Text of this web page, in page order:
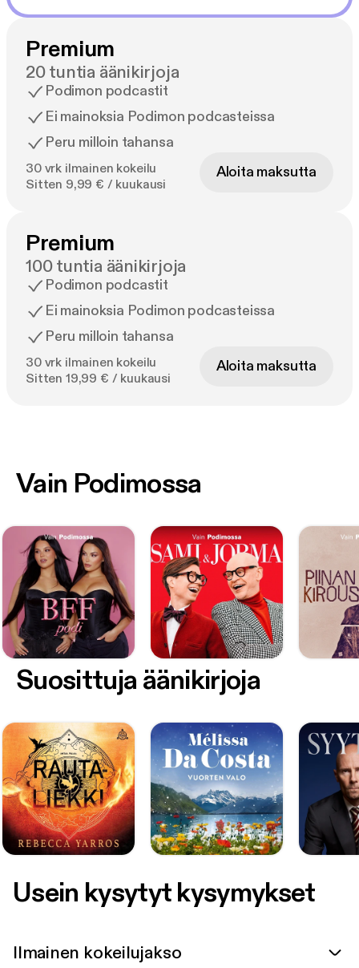
Premium
20 tuntia äänikirjoja
Podimon podcastit
Ei mainoksia Podimon podcasteissa
Peru milloin tahansa
30 vrk ilmainen kokeilu
Sitten 9,99 € / kuukausi
Aloita maksutta
Premium
100 tuntia äänikirjoja
Podimon podcastit
Ei mainoksia Podimon podcasteissa
Peru milloin tahansa
30 vrk ilmainen kokeilu
Sitten 19,99 € / kuukausi
Aloita maksutta
Vain Podimossa
Suosittuja äänikirjoja
Usein kysytyt kysymykset
Ilmainen kokeilujakso